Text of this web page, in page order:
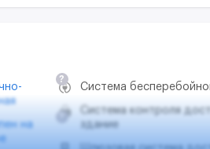
?
на
Система
Система контроля
здание